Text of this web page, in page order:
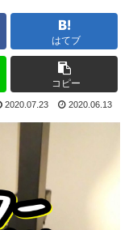
はてブ
コピー
2020.07.23 2020.06.13